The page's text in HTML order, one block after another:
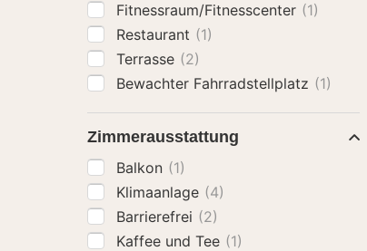
Fitnessraum/Fitnesscenter (1)
Restaurant (1)
Terrasse (2)
Bewachter Fahrradstellplatz (1)
Zimmerausstattung
Balkon (1)
Klimaanlage (4)
Barrierefrei (2)
Kaffee und Tee (1)